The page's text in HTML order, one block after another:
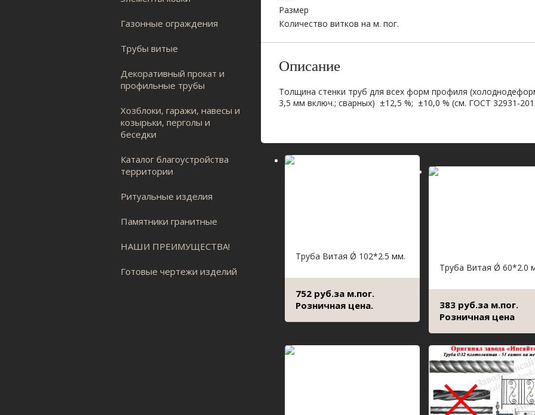
Газонные ограждения
Трубы витые
Декоративный прокат и
профильные трубы
Хозблоки, гаражи, навесы и
козырьки, перголы и
беседки
Каталог благоустройства
территории
Ритуальные изделия
Памятники гранитные
НАШИ ПРЕИМУЩЕСТВА!
Готовые чертежи изделий
Размер
Количество витков на м. пог.
Описание
Толщина стенки труб для всех форм профиля
3,5 мм включ.; сварных) ±12,5 %; ±10,0 % (см. ГОСТ 32931-
Труба Витая Ǿ 102*2.5 мм.
752 руб.за м.пог.
Розничная цена.
Труба Витая Ǿ 60*2.0
383 руб.за м.пог.
Розничная цена